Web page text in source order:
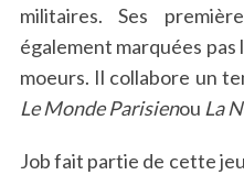
militaires. Ses
également marquées
moeurs. Il collabore un
Le Monde Parisienou La
Job fait partie de cette